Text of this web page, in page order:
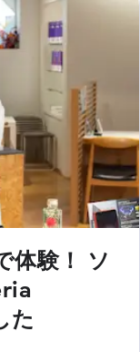
体験！ ソ
た